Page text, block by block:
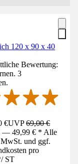
120 x 90 x 40
Bewertung:
3
€UVP69,00 €
— 49,99 € * Alle
und ggf.
pro
/ ST